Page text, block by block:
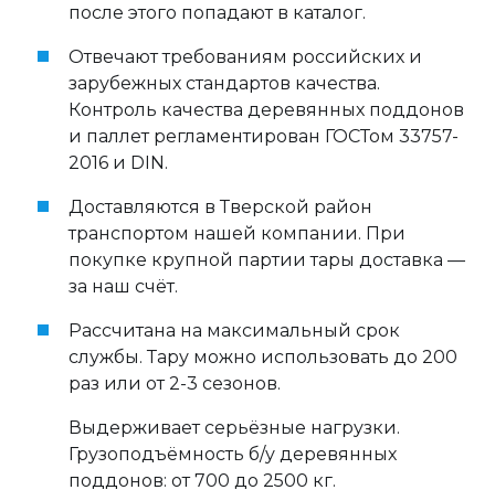
после этого попадают в каталог.
Отвечают требованиям российских и
зарубежных стандартов качества.
Контроль качества деревянных поддонов
и паллет регламентирован ГОСТом 33757-
2016 и DIN.
Доставляются в Тверской район
транспортом нашей компании. При
покупке крупной партии тары доставка —
за наш счёт.
Рассчитана на максимальный срок
службы. Тару можно использовать до 200
раз или от 2-3 сезонов.
Выдерживает серьёзные нагрузки.
Грузоподъёмность б/у деревянных
поддонов: от 700 до 2500 кг.